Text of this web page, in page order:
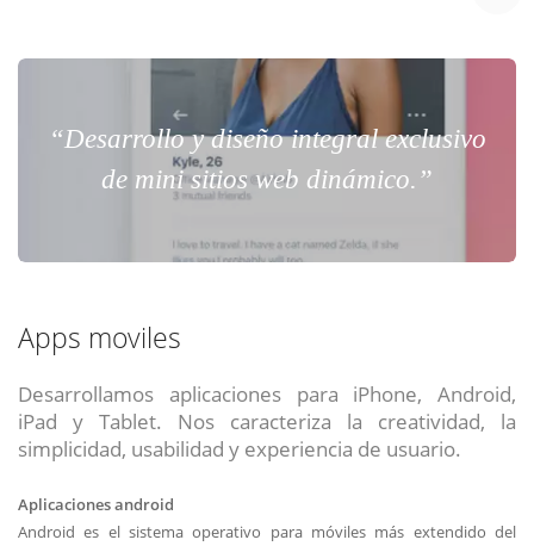
“Desarrollo y diseño integral exclusivo
de mini sitios web dinámico.”
Apps moviles
Desarrollamos aplicaciones para iPhone, Android,
iPad y Tablet. Nos caracteriza la creatividad, la
simplicidad, usabilidad y experiencia de usuario.
Aplicaciones android
Android es el sistema operativo para móviles más extendido del